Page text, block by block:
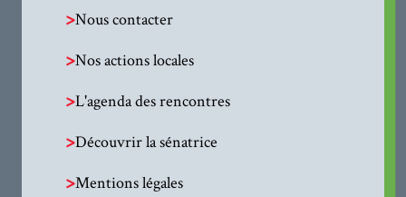
>Nous contacter
>Nos actions locales
>L'agenda des rencontres
>Découvrir la sénatrice
>Mentions légales